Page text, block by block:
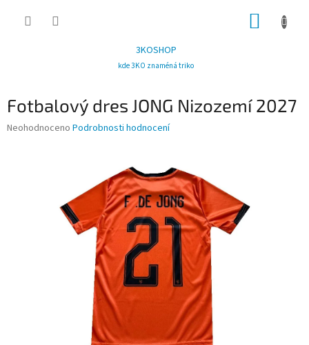
3KOSHOP
kde 3KO znaméná triko
Fotbalový dres JONG Nizozemí 2027
Průměrné
Neohodnoceno Podrobnosti hodnocení